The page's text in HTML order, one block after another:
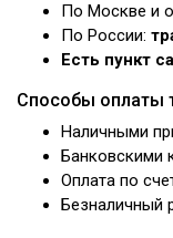
По Москве и
По России:
Есть пункт
Способы оплаты
Наличными
Банковскими
Оплата по
Безналичный